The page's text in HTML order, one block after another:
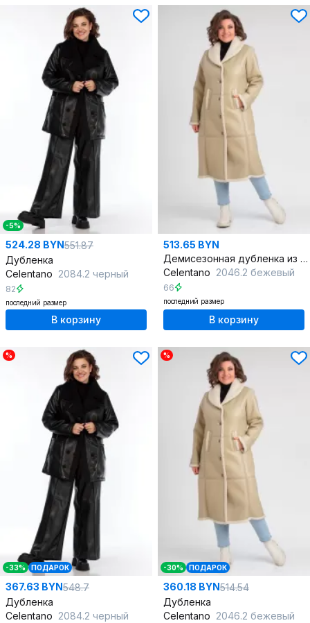
-5%
524.28 BYN551.87
Дубленка
Celentano 2084.2 черный
82
последний размер
В корзину
513.65 BYN
Демисезонная дубленка из экокожи с меховой подкладкой
Celentano 2046.2 бежевый
66
последний размер
В корзину
%
-33% ПОДАРОК
367.63 BYN548.7
Дубленка
Celentano 2084.2 черный
%
-30% ПОДАРОК
360.18 BYN514.54
Дубленка
Celentano 2046.2 бежевый